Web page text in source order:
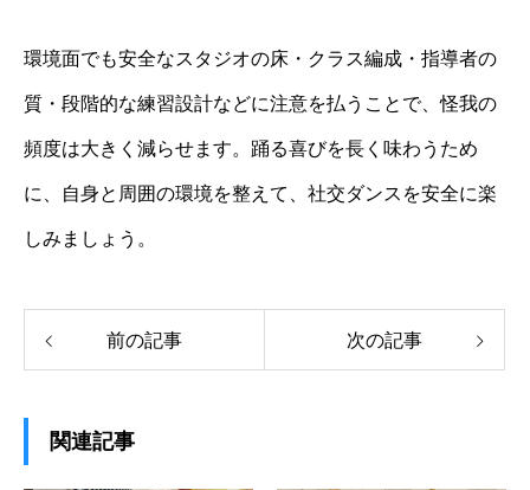
環境面でも安全なスタジオの床・クラス編成・指導者の
質・段階的な練習設計などに注意を払うことで、怪我の
頻度は大きく減らせます。踊る喜びを長く味わうため
に、自身と周囲の環境を整えて、社交ダンスを安全に楽
しみましょう。
前の記事 次の記事
関連記事